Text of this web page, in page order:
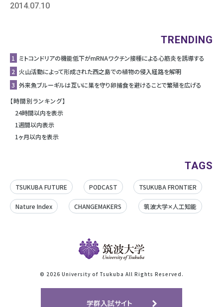
2014.07.10
TRENDING
1 ミトコンドリアの機能低下がmRNAワクチン接種による心筋炎を誘導する
2 ⽕⼭活動によって形成された⻄之島での植物の侵⼊経路を解明
3 外来魚ブルーギルは互いに巣を守り卵捕食を避けることで繁殖を広げる
【時間別ランキング】
24時間以内を表示
1週間以内表示
1ヶ月以内を表示
TAGS
TSUKUBA FUTURE PODCAST TSUKUBA FRONTIER
Nature Index CHANGEMAKERS 筑波大学✕人工知能
© 2026 University of Tsukuba All Rights Reserved.
学群入試サイト